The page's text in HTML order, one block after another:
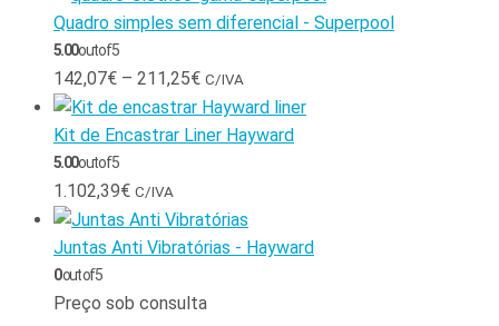
Quadro simples sem diferencial - Superpool
5.00out of 5
142,07€ – 211,25€ C/IVA
Kit de Encastrar Liner Hayward
5.00out of 5
1.102,39€ C/IVA
Juntas Anti Vibratórias - Hayward
0out of 5
Preço sob consulta